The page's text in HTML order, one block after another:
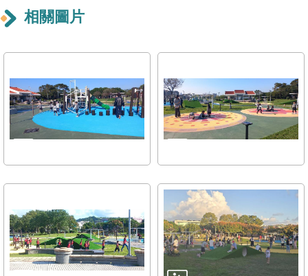
陳
系
雙
語
TAIPEI
臺
北
通
相關圖片